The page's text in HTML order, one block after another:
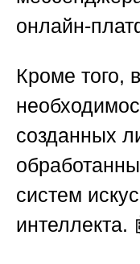
онлайн-
Кроме того,
созданных
систем
интеллекта.